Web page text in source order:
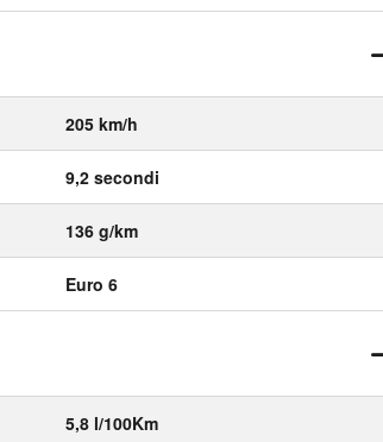
205 km/h
9,2 secondi
136 g/km
Euro 6
5,8 l/100Km